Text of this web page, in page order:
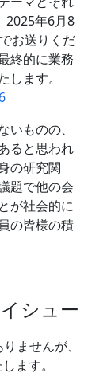
2025年6月8
お送りくだ
終的に業務
ます。
ものの、
ると思われ
の研究関
題で他の会
が社会的に
の皆様の積
シュー
ませんが、
ます。